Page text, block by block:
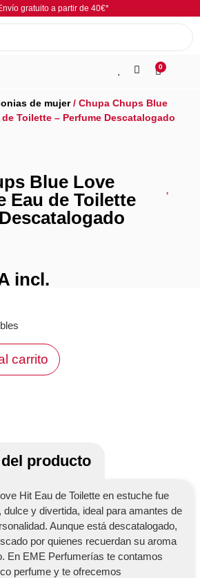
gratuito a partir de 40€*
0
de mujer/ Chupa Chups Blue
Toilette – Perfume Descatalogado
Blue Love
Eau de Toilette
incl.
carrito
producto
Hit Eau de Toilette en estuche fue
dulce y divertida, ideal para amantes de
Aunque está descatalogado,
por quienes recuerdan su aroma
En EME Perfumerías te contamos
perfume y te ofrecemos